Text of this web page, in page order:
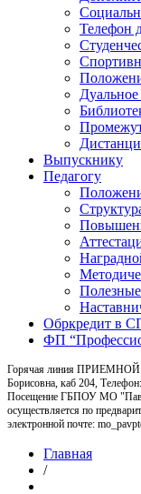
Телефон
Выпускнику
Педагогу
Обркредит в
ФП
Горячая линия ПРИЕМНОЙ
Борисовна, каб 204,
Посещение ГБПОУ МО
осуществляется по
электронной почте:
Главная
/